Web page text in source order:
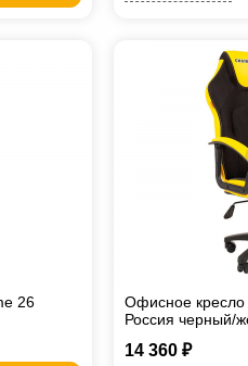
26
Офисное
Россия черный/
14 360 ₽